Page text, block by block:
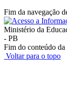
Fim da navegação
Ministério da
- PB
Fim do conteúdo da
Voltar para o topo